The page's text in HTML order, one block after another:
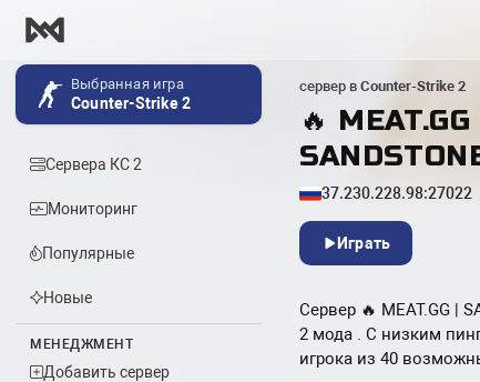
Выбранная игра
Counter-Strike 2
Сервера КС 2
Мониторинг
Популярные
Новые
МЕНЕДЖМЕНТ
Добавить сервер
сервер в Counter-Strike 2
🔥
37.230.228.98:27022
Играть
Сервер 🔥 MEAT.GG |
2 мода . С низким
игрока из 40